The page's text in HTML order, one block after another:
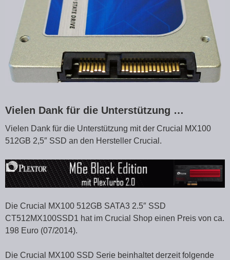
Vielen Dank für die Unterstützung …
Vielen Dank für die Unterstützung mit der Crucial MX100
512GB 2,5″ SSD an den Hersteller Crucial.
Die Crucial MX100 512GB SATA3 2.5″ SSD
CT512MX100SSD1 hat im Crucial Shop einen Preis von ca.
198 Euro (07/2014).
Die Crucial MX100 SSD Serie beinhaltet derzeit folgende